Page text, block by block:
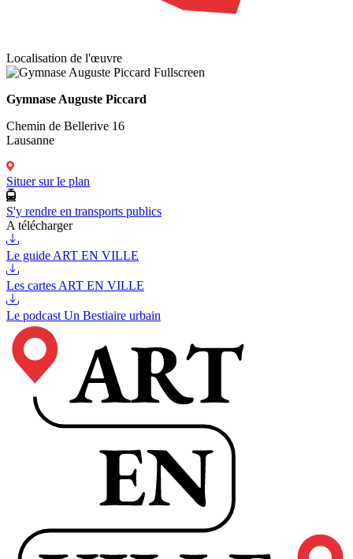
Localisation de l'œuvre
Fullscreen
Gymnase Auguste Piccard
Chemin de Bellerive 16
Lausanne
Situer sur le plan
S'y rendre en transports publics
A télécharger
Le guide ART EN VILLE
Les cartes ART EN VILLE
Le podcast Un Bestiaire urbain